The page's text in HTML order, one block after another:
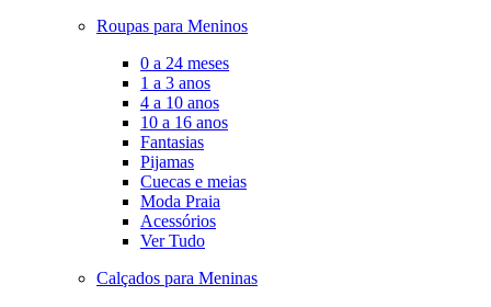
Roupas para Meninos
0 a 24 meses
1 a 3 anos
4 a 10 anos
10 a 16 anos
Fantasias
Pijamas
Cuecas e meias
Moda Praia
Acessórios
Ver Tudo
Calçados para Meninas